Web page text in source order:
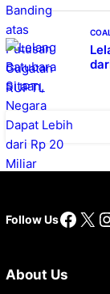
COAL
Follow Us X
About Us